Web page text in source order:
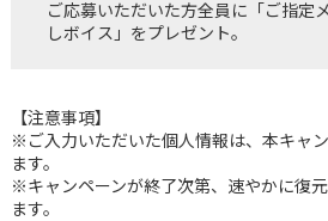
ご応募いただいた方全員に「ご指定
しボイス」をプレゼント。
【注意事項】
※ご入力いただいた個人情報は、本キャ
ます。
※キャンペーンが終了次第、速やかに復
ます。